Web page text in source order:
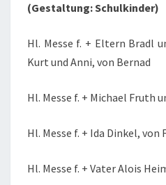
(Gestaltung: Schulkinder)
Hl. Messe f. + Eltern Bradl
Kurt und Anni, von Bernad
Hl. Messe f. + Michael Fruth
Hl. Messe f. + Ida Dinkel, von
Hl. Messe f. + Vater Alois